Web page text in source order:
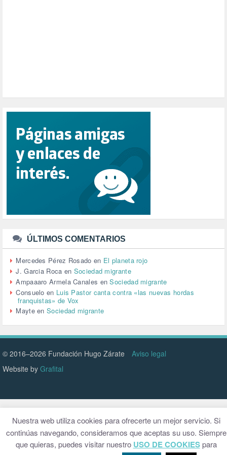
PUERTO DE VALENCIA (1)
RACISMO (1)
RELIGIÓN (114)
REPUBLICA (1)
SALUD (108)
SENSIBILIZACIÓN (576)
SINDICATOS (12)
TTIP (6)
URBANISMO (1)
URBANIZACIÓN (1)
VEJEZ (1)
VENEZUELA (3)
VENEZULA (1)
VIAJES (1)
VIOLENCIA (2)
VIOLENCIA DE GÉNERO (223)
VIVIENDA (9)
VOLODIMIR ZELENSKY (1)
ÚLTIMOS COMENTARIOS
Mercedes Pérez Rosado en El planeta rojo
J. Garcia Roca en Sociedad migrante
Ampaaaro Armela Canales enSociedad migrante
Consuelo en Luis Pastor canta contra «las nuevas hordas
franquistas» de Vox
MayteenSociedad migrante
© 2016–2026 Fundación Hugo Zárate
Aviso legal
Website by Grafital
Nuestra web utiliza cookies para ofrecerte un mejor servicio. Si
continúas navegando, consideramos que aceptas su uso. Siempre
que quieras, puedes visitar nuestro USO DE COOKIESpara